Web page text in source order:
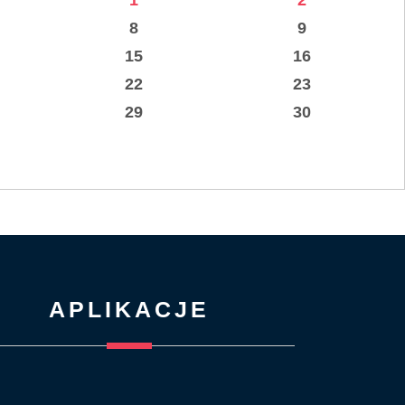
8
9
15
16
22
23
29
30
APLIKACJE